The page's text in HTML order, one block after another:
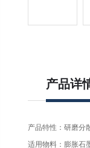
产品详
产品特性：研磨分
适用物料：膨胀石